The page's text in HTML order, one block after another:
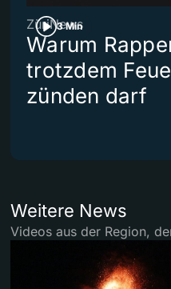
3 Min
ZüriNews
Warum
trotzdem
zünden darf
Weitere News
Videos aus der Region,